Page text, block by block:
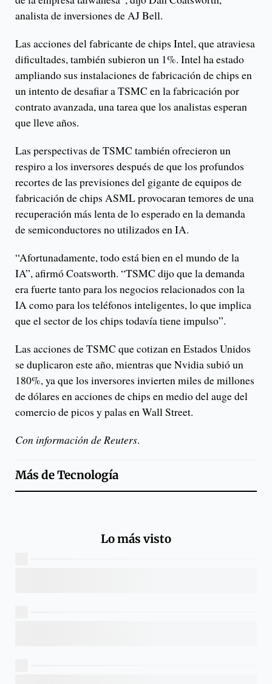
analista de inversiones de AJ Bell.
Las acciones del fabricante de chips Intel, que atraviesa
dificultades, también subieron un 1%. Intel ha estado
ampliando sus instalaciones de fabricación de chips en
un intento de desafiar a TSMC en la fabricación por
contrato avanzada, una tarea que los analistas esperan
que lleve años.
Las perspectivas de TSMC también ofrecieron un
respiro a los inversores después de que los profundos
recortes de las previsiones del gigante de equipos de
fabricación de chips ASML provocaran temores de una
recuperación más lenta de lo esperado en la demanda
de semiconductores no utilizados en IA.
“Afortunadamente, todo está bien en el mundo de la
IA”, afirmó Coatsworth. “TSMC dijo que la demanda
era fuerte tanto para los negocios relacionados con la
IA como para los teléfonos inteligentes, lo que implica
que el sector de los chips todavía tiene impulso”.
Las acciones de TSMC que cotizan en Estados Unidos
se duplicaron este año, mientras que Nvidia subió un
180%, ya que los inversores invierten miles de millones
de dólares en acciones de chips en medio del auge del
comercio de picos y palas en Wall Street.
Con información de Reuters.
Más deTecnología
Lo más visto